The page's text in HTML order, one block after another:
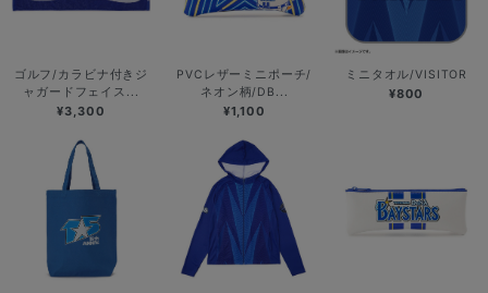
ゴルフ/カラビナ付きジ
ャガードフェイス...
¥3,300
PVCレザーミニポーチ/
ネオン柄/DB...
¥1,100
ミニタオル/VISITOR
¥800